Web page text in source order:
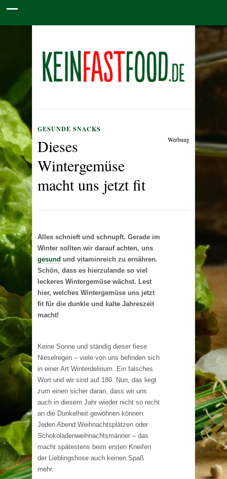
GESUNDE SNACKS
Dieses
Wintergemüse
macht uns jetzt fit
Werbung
Alles schnieft und schnupft. Gerade im
Winter sollten wir darauf achten, uns
gesund und vitaminreich zu ernähren.
Schön, dass es hierzulande so viel
leckeres Wintergemüse wächst. Lest
hier, welches Wintergemüse uns jetzt
fit für die dunkle und kalte Jahreszeit
macht!
Keine Sonne und ständig dieser fiese
Nieselregen – viele von uns befinden sich
in einer Art Winterdelirium. Ein falsches
Wort und wir sind auf 180. Nun, das liegt
zum einen sicher daran, dass wir uns
auch in diesem Jahr wieder nicht so recht
an die Dunkelheit gewöhnen können.
Jeden Abend Weihnachtsplätzen oder
Schokoladenweihnachtsmänner – das
macht spätestens beim ersten Kneifen
der Lieblingshose auch keinen Spaß
mehr.